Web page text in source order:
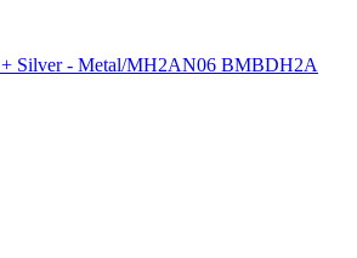
+ Silver - Metal/MH2AN06 BMBDH2A